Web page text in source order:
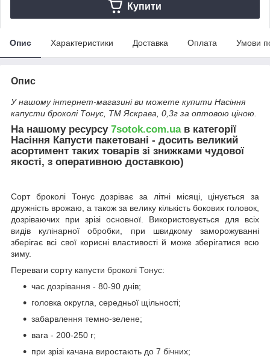
Купити
Опис Характеристики Доставка Оплата Умови
Опис
У нашому інтернет-магазині ви можете купити Насіння
капусти броколі Тонус, ТМ Яскрава, 0,3г за оптовою ціною.
На нашому ресурсу 7sotok.com.uaв категорії
Насіння Капусти пакетовані - досить великий
асортимент таких товарів зі знижками чудової
якості, з оперативною доставкою)
Сорт броколі Тонус дозріває за літні місяці, цінується за
дружність врожаю, а також за велику кількість бокових головок,
дозріваючих при зрізі основної. Використовується для всіх
видів кулінарної обробки, при швидкому заморожуванні
зберігає всі свої корисні властивості й може зберігатися всю
зиму.
Переваги сорту капусти броколі Тонус:
час дозрівання - 80-90 днів;
головка округла, середньої щільності;
забарвлення темно-зелене;
вага - 200-250 г;
при зрізі качана виростають до 7 бічних;